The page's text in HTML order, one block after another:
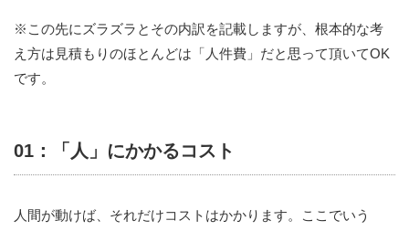
※この先にズラズラとその内訳を記載しますが、根本的な考
え方は見積もりのほとんどは「人件費」だと思って頂いてOK
です。
01：「人」にかかるコスト
人間が動けば、それだけコストはかかります。ここでいう